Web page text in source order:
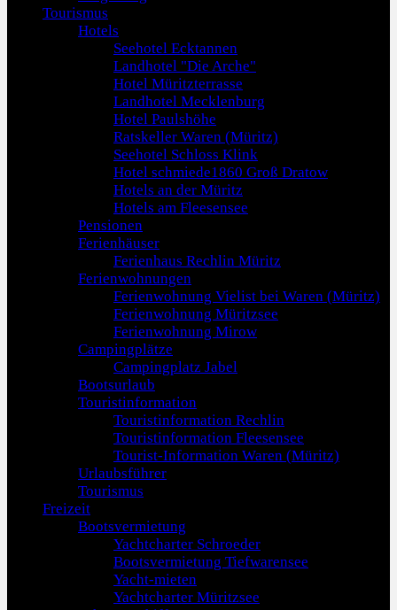
Tourismus
Hotels
Seehotel Ecktannen
Landhotel "Die Arche"
Hotel Müritzterrasse
Landhotel Mecklenburg
Hotel Paulshöhe
Ratskeller Waren (Müritz)
Seehotel Schloss Klink
Hotel schmiede1860 Groß Dratow
Hotels an der Müritz
Hotels am Fleesensee
Pensionen
Ferienhäuser
Ferienhaus Rechlin Müritz
Ferienwohnungen
Ferienwohnung Vielist bei Waren (Müritz)
Ferienwohnung Müritzsee
Ferienwohnung Mirow
Campingplätze
Campingplatz Jabel
Bootsurlaub
Touristinformation
Touristinformation Rechlin
Touristinformation Fleesensee
Tourist-Information Waren (Müritz)
Urlaubsführer
Tourismus
Freizeit
Bootsvermietung
Yachtcharter Schroeder
Bootsvermietung Tiefwarensee
Yacht-mieten
Yachtcharter Müritzsee